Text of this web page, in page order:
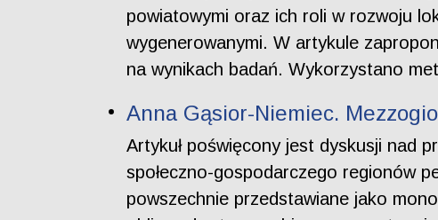
powiatowymi oraz ich roli w rozwoju
wygenerowanymi. W artykule
na wynikach badań. Wykorzystano
Anna Gąsior-Niemiec.
Artykuł poświęcony jest dyskusji nad
społeczno-gospodarczego regionów
powszechnie przedstawiane jako